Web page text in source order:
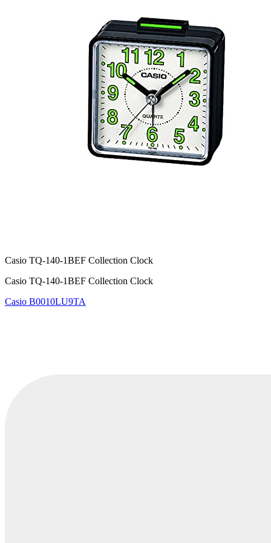
Casio TQ-140-1BEF Collection Clock
Casio TQ-140-1BEF Collection Clock
Casio B0010LU9TA